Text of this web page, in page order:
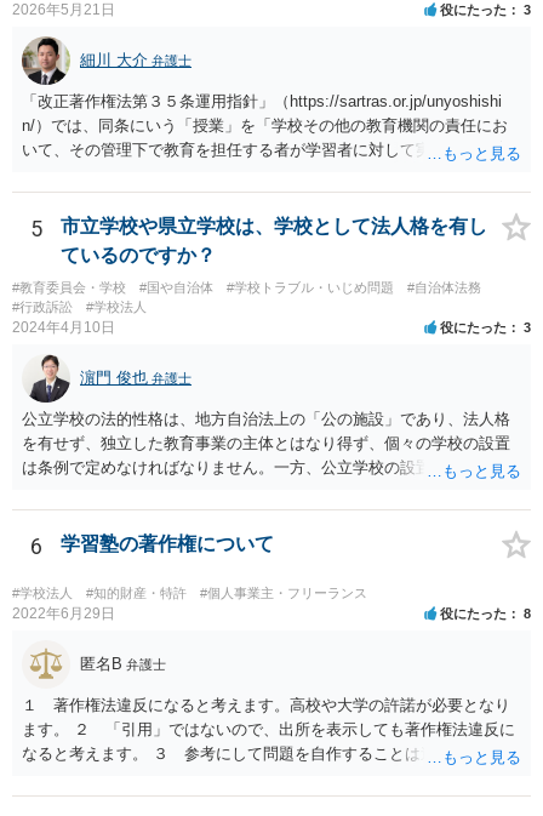
2026年5月21日 役にたった 3
細川 大介 弁護士
「改正著作権法第３５条運用指針」（https://sartras.or.jp/unyoshishi
n/）では、同条にいう「授業」を「学校その他の教育機関の責任にお
いて、その管理下で教育を担任する者が学習者に対して実施する教育
級活動・クラブ活動・学校行事等）、部活動、課外補習授業等を、該
当しない例として自主的なボランティア活動・保護者会・ＰＴＡ活動
等を列挙しています。 本件をこれに当てはめますと、 ①主体である学
校司書は、学校図書館法第６条第１項上「専ら学校図書館の職務に従
事する職員」と位置づけられ、運用指針にいう「教育を担任する者」
に該当しません。 ②活動内容も、特別活動・学校行事等ではなく、図
したがって、本件展示は「授業の過程」要件を満たさず、３５条によ
る適法化はできないと考えられます。 ただし、繰り返しになります
が、ご相談のケースのような事案が裁判沙汰になることが現実的には
ほぼないため、今後も裁判例が積み重なる可能性がきわめて低く、ど
ちらの解釈が正しいのかについて司法の判断が下されることがないも
5
市立学校や県立学校は、学校として法人格を有し
ているのですか？
#教育委員会・学校 #国や自治体 #学校トラブル・いじめ問題
#自治体法務
#行政訴訟
#学校法人
2024年4月10日 役にたった 3
濵門 俊也 弁護士
公立学校の法的性格は、地方自治法上の「公の施設」であり、法人格
を有せず、独立した教育事業の主体とはなり得ず、個々の学校の設置
は条例で定めなければなりません。一方、公立学校の設置者である地
利義務の主体となる法人格を有し、教育事業の主体となっています。
ちなみに、公立学校は教育行政組織上の取扱いとしては「教育機関」
6 学習塾の著作権について
#学校法人 #知的財産・特許 #個人事業主・フリーランス
2022年6月29日 役にたった 8
匿名B 弁護士
１ 著作権法違反になると考えます。高校や大学の許諾が必要となり
ます。 ２ 「引用」ではないので、出所を表示しても著作権法違反に
なると考えます。 ３ 参考にして問題を自作することは違法とならな
たとしてもそのまま貼り付けると著作権法違反となる可能性が高いで